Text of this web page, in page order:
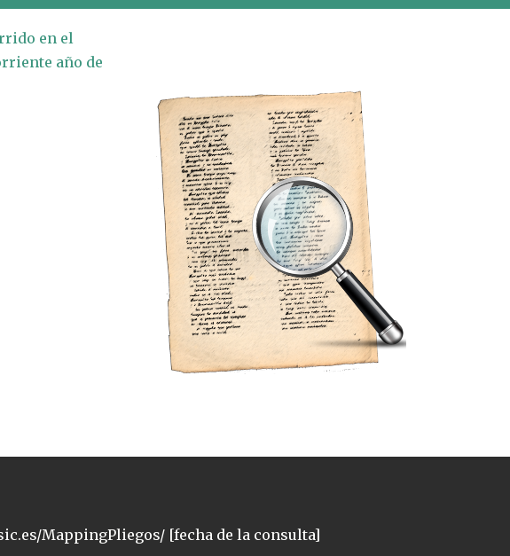
en el
año de
MappingPliegos/ [fecha de la consulta]